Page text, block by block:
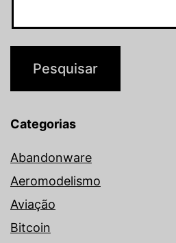
Categorias
Abandonware
Aeromodelismo
Aviação
Bitcoin